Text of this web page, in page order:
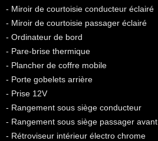
- Miroir de courtoisie conducteur éclairé
- Miroir de courtoisie passager éclairé
- Ordinateur de bord
- Pare-brise thermique
- Plancher de coffre mobile
- Porte gobelets arrière
- Prise 12V
- Rangement sous siège conducteur
- Rangement sous siège passager avant
- Rétroviseur intérieur électro chrome